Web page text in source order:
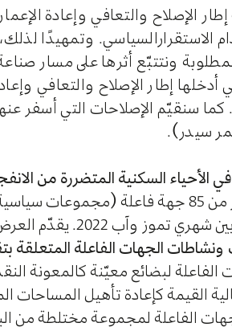
والتعافي وإعادة
الاستقرارالسياسي. وتمهيدًا
ونتتبّع أثرها على مسار
إطار الإصلاح والتعافي
سنقيّم الإصلاحات التي أسفر
السكنية المتضررة من
وقد صمّمنا استبيانًا بهذا الشأن ووزّعناه على أكثر من
2022. يقدّم العرض
الجهات الفاعلة المتعلقة
لبضائع معيّنة كالمعونة
القيمة كإعادة تأهيل المساحات
الفاعلة لمجموعة مختلطة من